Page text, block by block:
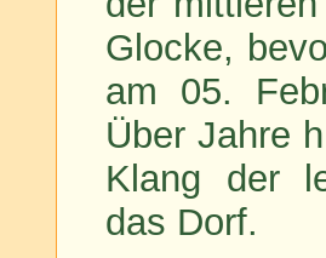
Glocke,
am 05.
Über Jahre
Klang der
das Dorf.